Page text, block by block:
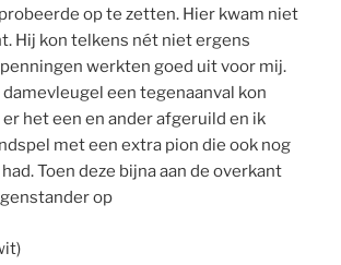
op te zetten. Hier kwam niet
Hij kon telkens nét niet ergens
werkten goed uit voor mij.
damevleugel een tegenaanval kon
het een en ander afgeruild en ik
met een extra pion die ook nog
Toen deze bijna aan de overkant
op